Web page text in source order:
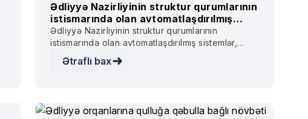
Ədliyyə Nazirliyinin struktur qurumlarının
istismarında olan avtomatlaşdırılmış
sistemlər, informasiya-kommunikasiya
avadanlığı və şəbəkə
infrastrukturununun saxlanılması və
inkişafı, habelə ona texniki dəstəyin
Ədliyyə Nazirliyinin struktur qurumlarının
istismarında olan avtomatlaşdırılmış sistemlər,
informasiya-kommunikasiya avadanlığı və şəbəkə
infrastrukturununun saxlanılması və inkişafı,
Ətraflı bax